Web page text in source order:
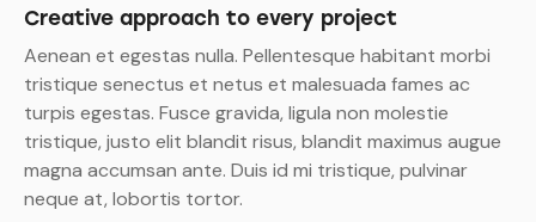
Creative approach to every project
Aenean et egestas nulla. Pellentesque habitant morbi
tristique senectus et netus et malesuada fames ac
turpis egestas. Fusce gravida, ligula non molestie
tristique, justo elit blandit risus, blandit maximus augue
magna accumsan ante. Duis id mi tristique, pulvinar
neque at, lobortis tortor.